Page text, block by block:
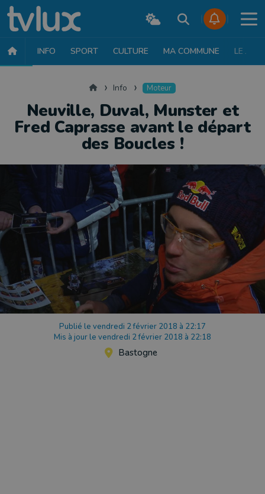
INFO SPORT CULTURE MA COMMUNE LE JT
AccueilInfo Moteur
Neuville, Duval, Munster et
Fred Caprasse avant le départ
des Boucles !
Publié le vendredi 2 février 2018 à 22:17
Mis à jour le vendredi 2 février 2018 à 22:18
Bastogne